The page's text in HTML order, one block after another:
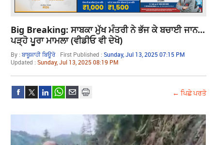
Big Breaking: ਸਾਬਕਾ ਮੁੱਖ ਮੰਤਰੀ ਨੇ ਭੱਜ ਕੇ ਬਚਾਈ ਜਾਨ...
ਪੜ੍ਹੋ ਪੂਰਾ ਮਾਮਲਾ (ਵੀਡੀਓ ਵੀ ਦੇਖੋ)
By :ਬਾਬੂਸ਼ਾਹੀ ਬਿਊਰੋ First Published :Sunday, Jul 13, 2025 07:15 PM
Updated :Sunday, Jul 13, 2025 08:19 PM
← ਪਿਛੇ ਪਰਤੋ